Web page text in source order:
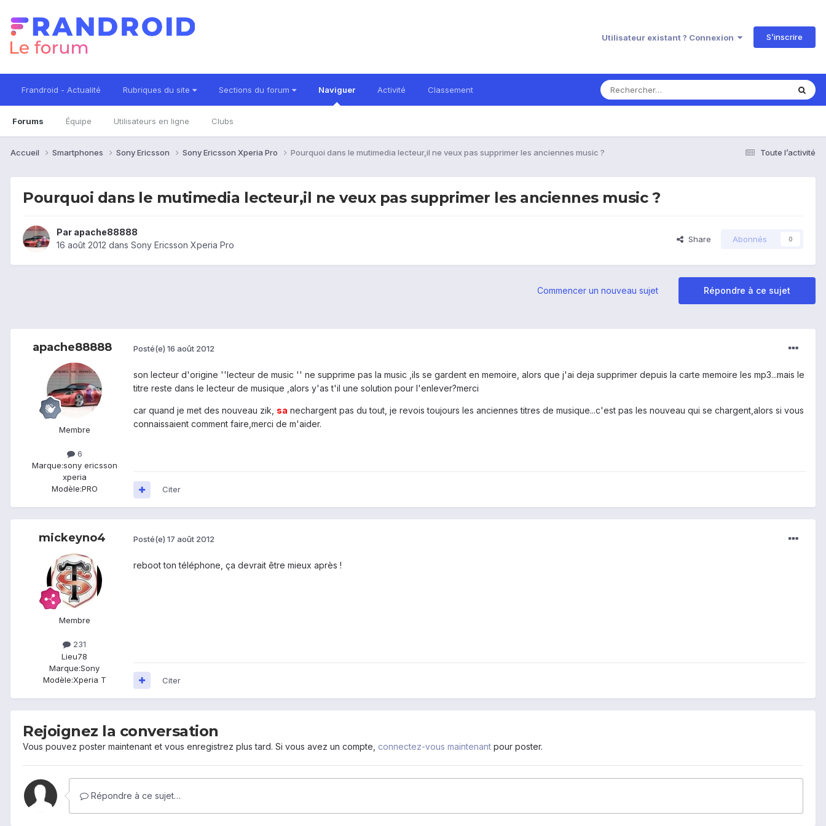
Utilisateur existant ? Connexion S’inscrire
Frandroid - Actualité Rubriques du site Sections du forum Naviguer
Forums Équipe Utilisateurs en ligne Clubs
Activité Classement
Toute l’activité
Accueil Smartphones Sony Ericsson Sony Ericsson Xperia Pro Pourquoi dans le mutimedia lecteur,il ne veux pas supprimer les anciennes music ?
Pourquoi dans le mutimedia lecteur,il ne veux pas supprimer les anciennes music ?
Par apache88888
16 août 2012 dans Sony Ericsson Xperia Pro
Share Abonnés 0
Répondre à ce sujet
Commencer un nouveau sujet
apache88888
Membre
6
Marque:sony ericsson
xperia
Modèle:PRO
Posté(e) 16 août 2012
son lecteur d'origine ''lecteur de music '' ne supprime pas la music ,ils se gardent en memoire, alors que j'ai deja supprimer depuis la carte memoire les mp3...mais le
titre reste dans le lecteur de musique ,alors y'as t'il une solution pour l'enlever?merci
car quand je met des nouveau zik, sa nechargent pas du tout, je revois toujours les anciennes titres de musique...c'est pas les nouveau qui se chargent,alors si vous
connaissaient comment faire,merci de m'aider.
Citer
mickeyno4
Membre
231
Lieu78
Marque:Sony
Modèle:Xperia T
Posté(e) 17 août 2012
reboot ton téléphone, ça devrait être mieux après !
Citer
Rejoignez la conversation
Vous pouvez poster maintenant et vous enregistrez plus tard. Si vous avez un compte, connectez-vous maintenant pour poster.
Répondre à ce sujet…